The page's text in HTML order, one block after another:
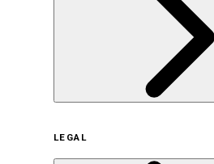
サステナビリティの
LEGAL